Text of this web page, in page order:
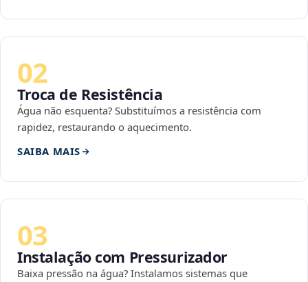
02
Troca de Resistência
Água não esquenta? Substituímos a resistência com
rapidez, restaurando o aquecimento.
SAIBA MAIS
03
Instalação com Pressurizador
Baixa pressão na água? Instalamos sistemas que